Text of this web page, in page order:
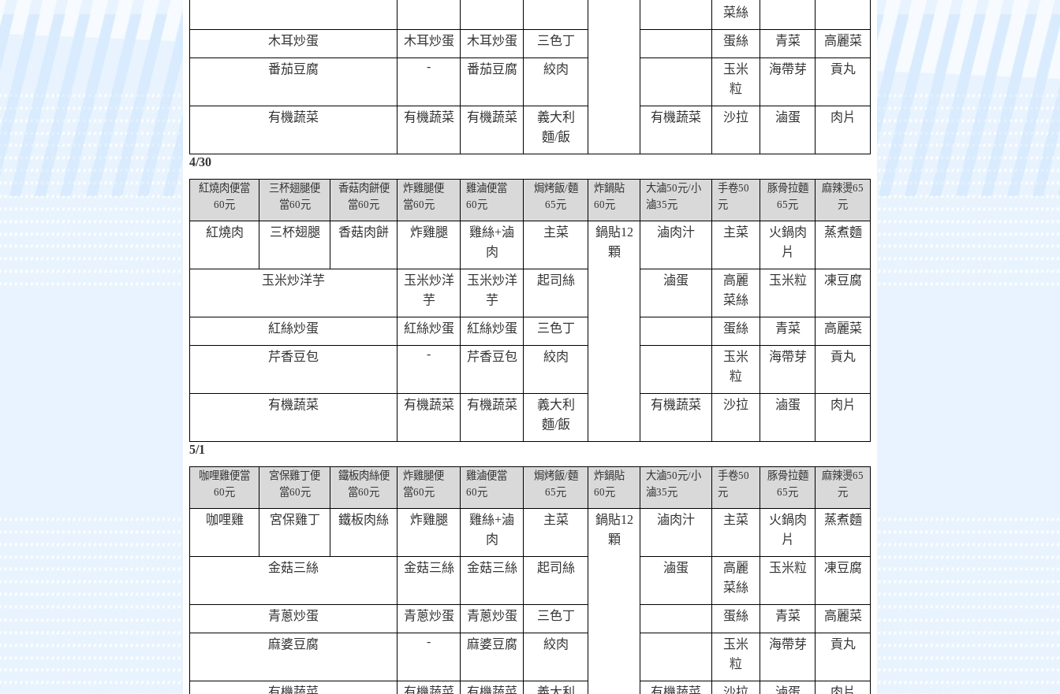
菜絲
木耳炒蛋 木耳炒蛋 木耳炒蛋 三色丁 蛋絲 青菜 高麗菜
番茄豆腐 - 番茄豆腐 絞肉
玉米
粒
海帶芽 貢丸
有機蔬菜 有機蔬菜 有機蔬菜
義大利
麵/飯
有機蔬菜 沙拉 滷蛋 肉片
4/30
紅燒肉便當
60元
三杯翅腿便
當60元
香菇肉餅便
當60元
炸雞腿便
當60元
雞滷便當
60元
焗烤飯/麵
65元
炸鍋貼
60元
大滷50元/小
滷35元
手卷50
元
豚骨拉麵
65元
麻辣燙65
元
紅燒肉 三杯翅腿 香菇肉餅 炸雞腿 雞絲+滷
肉
主菜 鍋貼12
顆
滷肉汁 主菜
火鍋肉
片
蒸煮麵
玉米炒洋芋
玉米炒洋
芋
玉米炒洋
芋
起司絲 滷蛋
高麗
菜絲
玉米粒 凍豆腐
紅絲炒蛋 紅絲炒蛋 紅絲炒蛋 三色丁 蛋絲 青菜 高麗菜
芹香豆包 - 芹香豆包 絞肉
玉米
粒
海帶芽 貢丸
有機蔬菜 有機蔬菜 有機蔬菜
義大利
麵/飯
有機蔬菜 沙拉 滷蛋 肉片
5/1
咖哩雞便當
60元
宮保雞丁便
當60元
鐵板肉絲便
當60元
炸雞腿便
當60元
雞滷便當
60元
焗烤飯/麵
65元
炸鍋貼
60元
大滷50元/小
滷35元
手卷50
元
豚骨拉麵
65元
麻辣燙65
元
咖哩雞 宮保雞丁 鐵板肉絲 炸雞腿 雞絲+滷
肉
主菜 鍋貼12
顆
滷肉汁 主菜
火鍋肉
片
蒸煮麵
金菇三絲 金菇三絲 金菇三絲 起司絲 滷蛋
高麗
菜絲
玉米粒 凍豆腐
青蔥炒蛋 青蔥炒蛋 青蔥炒蛋 三色丁 蛋絲 青菜 高麗菜
麻婆豆腐 - 麻婆豆腐 絞肉
玉米
粒
海帶芽 貢丸